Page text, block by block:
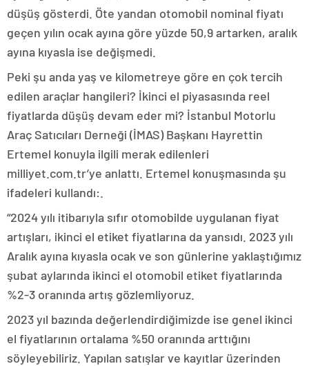
düşüş gösterdi. Öte yandan otomobil nominal fiyatı
geçen yılın ocak ayına göre yüzde 50,9 artarken, aralık
ayına kıyasla ise değişmedi.
Peki şu anda yaş ve kilometreye göre en çok tercih
edilen araçlar hangileri? İkinci el piyasasında reel
fiyatlarda düşüş devam eder mi? İstanbul Motorlu
Araç Satıcıları Derneği (İMAS) Başkanı Hayrettin
Ertemel konuyla ilgili merak edilenleri
milliyet.com.tr’ye anlattı. Ertemel konuşmasında şu
ifadeleri kullandı:.
“2024 yılı itibarıyla sıfır otomobilde uygulanan fiyat
artışları, ikinci el etiket fiyatlarına da yansıdı. 2023 yılı
Aralık ayına kıyasla ocak ve son günlerine yaklaştığımız
şubat aylarında ikinci el otomobil etiket fiyatlarında
%2-3 oranında artış gözlemliyoruz.
2023 yıl bazında değerlendirdiğimizde ise genel ikinci
el fiyatlarının ortalama %50 oranında arttığını
söyleyebiliriz. Yapılan satışlar ve kayıtlar üzerinden